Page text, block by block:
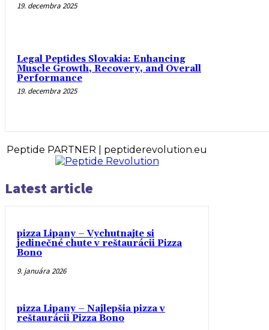
19. decembra 2025
Legal Peptides Slovakia: Enhancing
Muscle Growth, Recovery, and Overall
Performance
19. decembra 2025
Peptide PARTNER | peptiderevolution.eu
Latest article
pizza Lipany – Vychutnajte si
jedinečné chute v reštaurácii Pizza
Bono
9. januára 2026
pizza Lipany – Najlepšia pizza v
reštaurácii Pizza Bono